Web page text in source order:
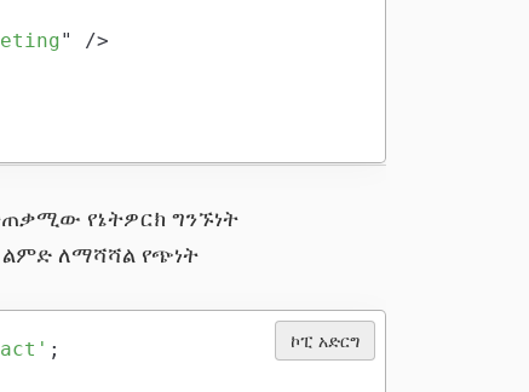
"
/>
የኔትዎርክ ግንኙነት
ለማሻሻል የጭነት
ኮፒ አድርግ
;